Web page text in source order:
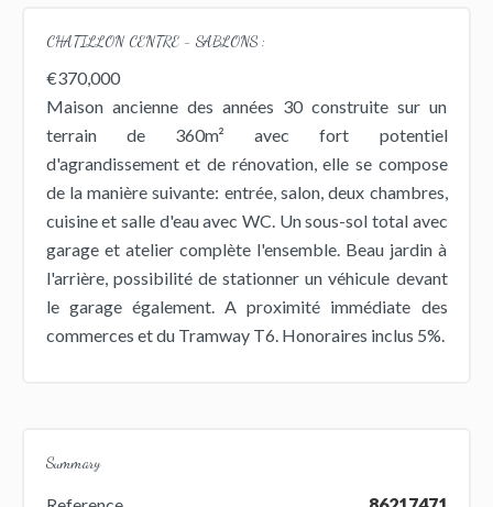
CHATILLON CENTRE - SABLONS :
€370,000
Maison ancienne des années 30 construite sur un
terrain de 360m² avec fort potentiel
d'agrandissement et de rénovation, elle se compose
de la manière suivante: entrée, salon, deux chambres,
cuisine et salle d'eau avec WC. Un sous-sol total avec
garage et atelier complète l'ensemble. Beau jardin à
l'arrière, possibilité de stationner un véhicule devant
le garage également. A proximité immédiate des
commerces et du Tramway T6. Honoraires inclus 5%.
Summary